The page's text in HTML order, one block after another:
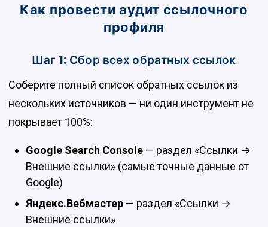
Как провести аудит ссылочного
профиля
Шаг 1: Сбор всех обратных ссылок
Соберите полный список обратных ссылок из
нескольких источников — ни один инструмент не
покрывает 100%:
Google Search Console— раздел «Ссылки →
Внешние ссылки» (самые точные данные от
Google)
Яндекс.Вебмастер— раздел «Ссылки →
Внешние ссылки»